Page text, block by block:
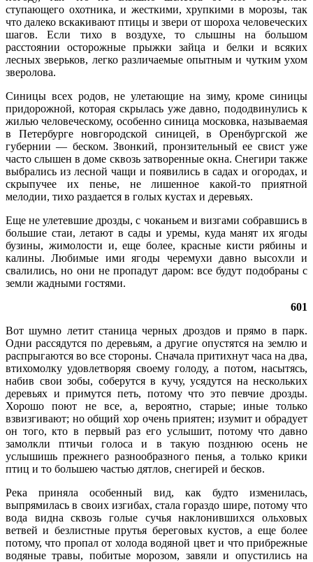
ступающего охотника, и жесткими, хрупкими в морозы, так
что далеко вскакивают птицы и звери от шороха человеческих
шагов. Если тихо в воздухе, то слышны на большом
расстоянии осторожные прыжки зайца и белки и всяких
лесных зверьков, легко различаемые опытным и чутким ухом
зверолова.
Синицы всех родов, не улетающие на зиму, кроме синицы
придорожной, которая скрылась уже давно, пододвинулись к
жилью человеческому, особенно синица московка, называемая
в Петербурге новгородской синицей, в Оренбургской же
губернии — беском. Звонкий, пронзительный ее свист уже
часто слышен в доме сквозь затворенные окна. Снегири также
выбрались из лесной чащи и появились в садах и огородах, и
скрыпучее их пенье, не лишенное какой-то приятной
мелодии, тихо раздается в голых кустах и деревьях.
Еще не улетевшие дрозды, с чоканьем и визгами собравшись в
большие стаи, летают в сады и уремы, куда манят их ягоды
бузины, жимолости и, еще более, красные кисти рябины и
калины. Любимые ими ягоды черемухи давно высохли и
свалились, но они не пропадут даром: все будут подобраны с
земли жадными гостями.
601
Вот шумно летит станица черных дроздов и прямо в парк.
Одни рассядутся по деревьям, а другие опустятся на землю и
распрыгаются во все стороны. Сначала притихнут часа на два,
втихомолку удовлетворяя своему голоду, а потом, насытясь,
набив свои зобы, соберутся в кучу, усядутся на нескольких
деревьях и примутся петь, потому что это певчие дрозды.
Хорошо поют не все, а, вероятно, старые; иные только
взвизгивают; но общий хор очень приятен; изумит и обрадует
он того, кто в первый раз его услышит, потому что давно
замолкли птичьи голоса и в такую позднюю осень не
услышишь прежнего разнообразного пенья, а только крики
птиц и то большею частью дятлов, снегирей и бесков.
Река приняла особенный вид, как будто изменилась,
выпрямилась в своих изгибах, стала гораздо шире, потому что
вода видна сквозь голые сучья наклонившихся ольховых
ветвей и безлистные прутья береговых кустов, а еще более
потому, что пропал от холода водяной цвет и что прибрежные
водяные травы, побитые морозом, завяли и опустились на